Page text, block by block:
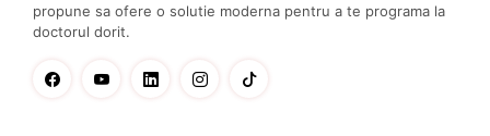
propune sa ofere o solutie moderna pentru a te programa la
doctorul dorit.